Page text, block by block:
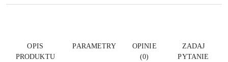
OPIS
PRODUKTU
PARAMETRY
OPINIE
(0)
ZADAJ
PYTANIE